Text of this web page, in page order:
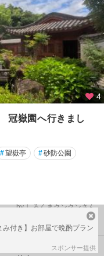
4
嶽園へ行きまし
#望嶽亭 #砂防公園
by しろくまクンクンさん
投稿日：１年以上前
み付き】お部屋で晩酌プラン
スポンサー提供